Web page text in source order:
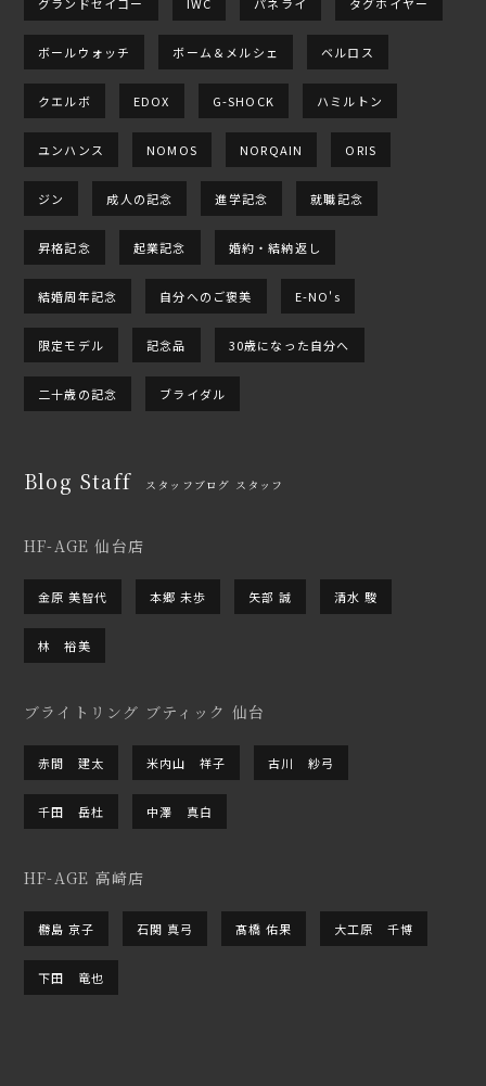
ボールウォッチ ボーム＆メルシェ ベルロス
クエルボ EDOX G-SHOCK ハミルトン
ユンハンス NOMOS NORQAIN ORIS
ジン 成人の記念 進学記念 就職記念
昇格記念 起業記念 婚約・結納返し
結婚周年記念 自分へのご褒美 E-NO's
限定モデル 記念品 30歳になった自分へ
二十歳の記念 ブライダル
Blog Staff スタッフブログ スタッフ
HF-AGE 仙台店
金原 美智代 本郷 未歩 矢部 誠 清水 駿
林 裕美
ブライトリング ブティック 仙台
赤間 建太 米内山 祥子 古川 紗弓
千田 岳杜 中澤 真白
HF-AGE 高崎店
橳島 京子 石関 真弓 髙橋 佑果 大工原 千博
下田 竜也